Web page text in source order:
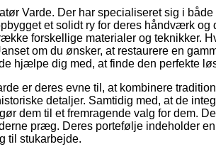
Varde. Der har specialiseret sig i
et solidt ry for deres håndværk og
forskellige materialer og teknikker.
om du ønsker, at restaurere en
hjælpe dig med, at finde den perfekte
er deres evne til, at kombinere
detaljer. Samtidig med, at de
dem til et fremragende valg for dem.
præg. Deres portefølje indeholder
til stukarbejde.